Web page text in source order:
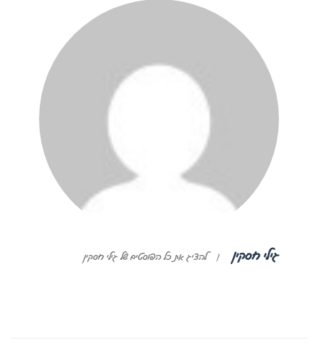
גילי חסקין | להציג את כל הפוסטים של גילי חסקין